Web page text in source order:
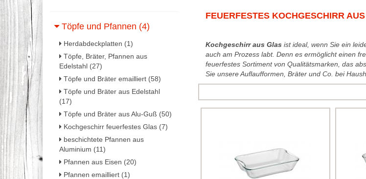
FEUERFESTES KOCHGESCHIRR
Kochgeschirr aus Glasist ideal, wenn Sie ein
auch am Prozess labt. Denn es ermöglicht einen
feuerfestes Sortiment von Qualitätsmarken, das
Sie unsere Auflaufformen, Bräter und Co. bei
Töpfe und Pfannen (4)
Herdabdeckplatten (1)
Töpfe, Bräter, Pfannen aus
Edelstahl (27)
Töpfe und Bräter emailliert (58)
Töpfe und Bräter aus Edelstahl
(17)
Töpfe und Bräter aus Alu-Guß (50)
Kochgeschirr feuerfestes Glas (7)
beschichtete Pfannen aus
Aluminium (11)
Pfannen aus Eisen (20)
Pfannen emailliert (1)